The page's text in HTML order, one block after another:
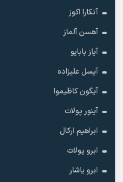
آنکارا اکوز
آهسن آلماز
آیاز بابایو
آیسل علیزاده
آیگون کاظیموا
آینور پولات
ابراهیم ارکال
ابرو پولات
ابرو یاشار